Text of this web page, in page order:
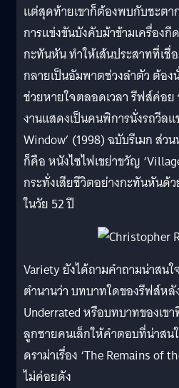
แต่สุดท้ายเขาก็ต้องพบกับชะตา
การแข่งขันบังคับม้าข้ามเครื่อง
กะทันหัน ทำให้เส้นประสาทที่เ
กลายเป็นอัมพาตช่วงลำตัว ต้อง
ช่วยหายใจตลอดเวลา รีฟส์ค่อ
งานแสดงเป็นคนพิการนั่งรถวีลแ
Window’ (1998) ฉบับรีเมก ส่
ก็คือ หนังไซไฟเขย่าขวัญ
กระทั่งเสียชีวิตอย่างกะทันหันด้
ในวัย 52 ปี
Variety ยังได้ถามคำถามน่าสน
ตำนานว่า บทบาทใดของรีฟส์หลั
Underrated หรือบทบาทของเ
ลูกชายคนเล็กให้คำตอบที่น่าสน
ดราม่าเรื่อง ‘The Remains of
ไม่ค่อยดัง